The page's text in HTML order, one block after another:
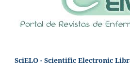
SciELO - Scientific Electronic